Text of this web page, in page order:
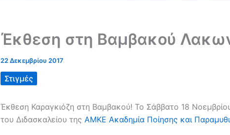
Έκθεση στη Βαμβακού
22 Δεκεμβρίου 2017
Στιγμές
Έκθεση Καραγκιόζη στη Βαμβακού! Το Σάββατο 18
του Διδασκαλείου της ΑΜΚΕ Ακαδημία Ποίησης και